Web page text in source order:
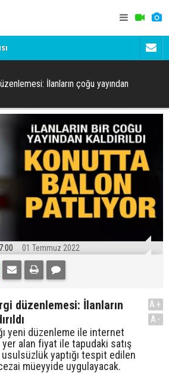
Erzurum
İlanların çoğu yayından
01 Temmuz 2022
düzenlemesi: İlanların
yeni düzenleme ile internet
alan fiyat ile tapudaki satış
usulsüzlük yaptığı tespit edilen
müeyyide uygulayacak.
A+
A-